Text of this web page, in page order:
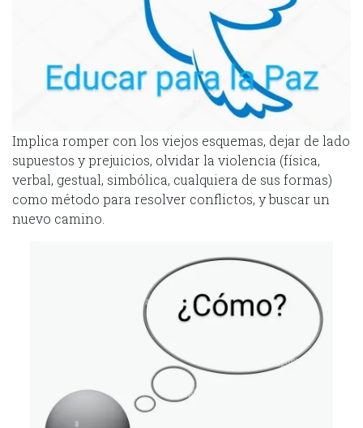
Implica romper con los viejos esquemas, dejar de lado
supuestos y prejuicios, olvidar la violencia (física,
verbal, gestual, simbólica, cualquiera de sus formas)
como método para resolver conflictos, y buscar un
nuevo camino.